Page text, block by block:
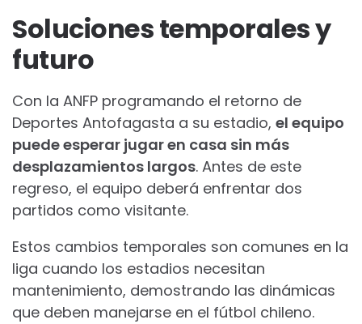
Soluciones temporales y
futuro
Con la ANFP programando el retorno de
Deportes Antofagasta a su estadio, el equipo
puede esperar jugar en casa sin más
desplazamientos largos. Antes de este
regreso, el equipo deberá enfrentar dos
partidos como visitante.
Estos cambios temporales son comunes en la
liga cuando los estadios necesitan
mantenimiento, demostrando las dinámicas
que deben manejarse en el fútbol chileno.